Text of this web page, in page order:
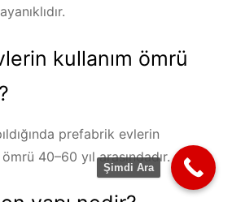
kullanım ömrü
prefabrik evlerin
40–60 yıl arasındadır.
Şimdi Ara